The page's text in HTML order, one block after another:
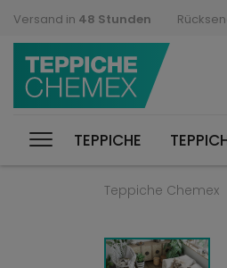
Versand in 48 Stunden
TEPPICHE
Teppiche Chemex